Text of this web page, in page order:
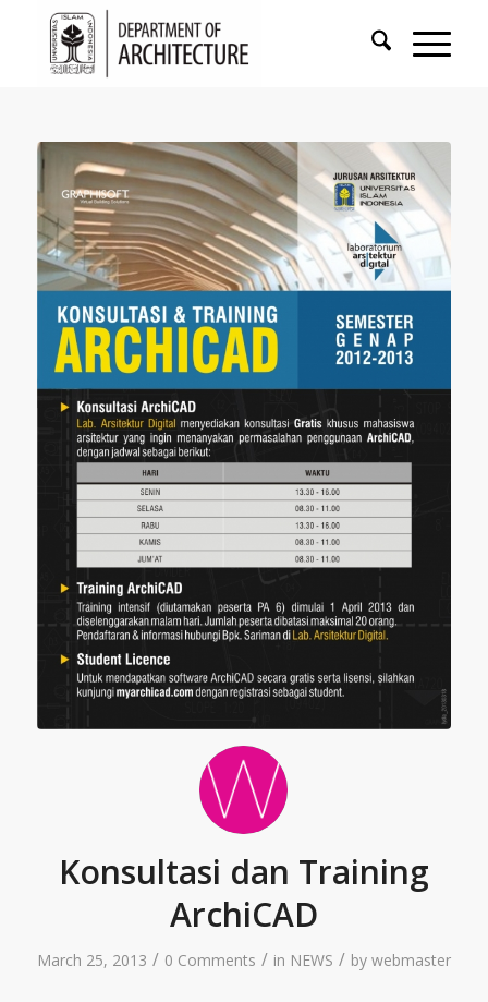
Konsultasi dan Training
ArchiCAD
March 25, 2013 / 0 Comments / in NEWS / by webmaster